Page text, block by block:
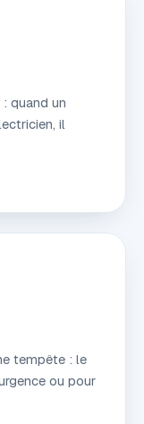
quand un
il
tempête : le
ou pour